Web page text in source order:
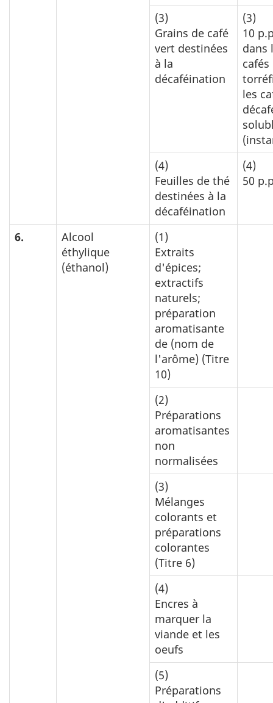
(3)
Grains de café
vert destinées
à la
décaféination
(3)
10
dans
cafés
les
(4)
Feuilles de thé
destinées à la
décaféination
(4)
50
6.
Alcool
éthylique
(éthanol)
(1)
Extraits
d'épices;
extractifs
naturels;
préparation
aromatisante
de (nom de
l'arôme) (Titre
10)
(2)
Préparations
aromatisantes
non
normalisées
(3)
Mélanges
colorants et
préparations
colorantes
(Titre 6)
(4)
Encres à
marquer la
viande et les
oeufs
(5)
Préparations